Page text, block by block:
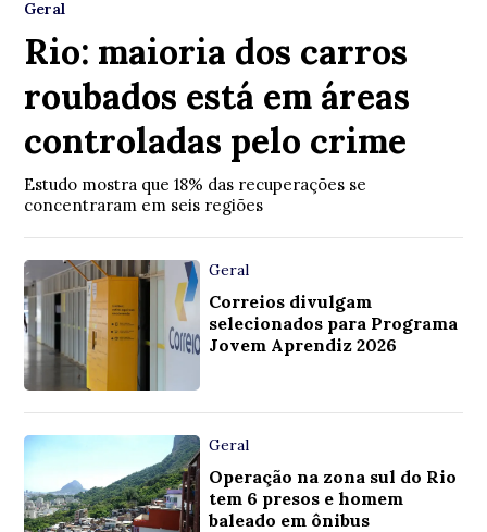
Geral
Rio: maioria dos carros
roubados está em áreas
controladas pelo crime
Estudo mostra que 18% das recuperações se
concentraram em seis regiões
Geral
Correios divulgam
selecionados para Programa
Jovem Aprendiz 2026
Geral
Operação na zona sul do Rio
tem 6 presos e homem
baleado em ônibus